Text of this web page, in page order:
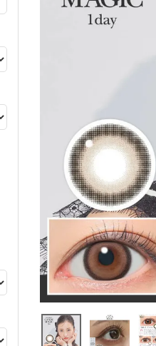
レヴィアワンデー
色素薄い系カラ